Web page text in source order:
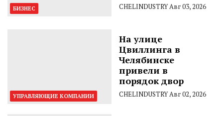
БИЗНЕС CHELINDUSTRYАвг 03, 2026
УПРАВЛЯЮЩИЕ КОМПАНИИ
На улице
Цвиллинга в
Челябинске
привели в
порядок двор
CHELINDUSTRYАвг 02, 2026